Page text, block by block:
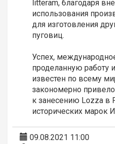
litteram, благодаря
использования
для изготовления
пуговиц.
Успех,
проделанную работу
известен по всему
закономерно привело
к занесению Lozza в
исторических марок
09.08.2021 11:00